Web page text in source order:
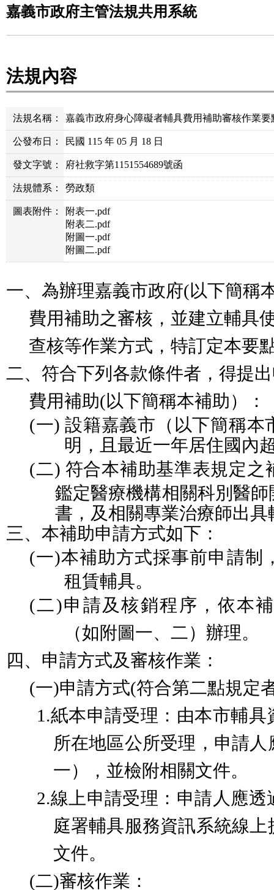
嘉義市政府主管法規共用系統
法規內容
法規名稱： 嘉義市政府身心障礙者輔具費用補助審核作業要
公發布日： 民國 115 年 05 月 18 日
發文字號： 府社救字第1151554689號函
法規體系： 勞政類
圖表附件：
附表一.pdf
附表二.pdf
附圖一.pdf
附圖二.pdf
一、 為辦理嘉義市政府(以下簡稱
費用補助之審核，並建立輔具
查核等作業方式 ，特訂定本要
二、 符合下列各款條件者，得提
費用補助(以下簡稱本補助）
：
(一) 設籍嘉義市 （以下簡稱本
明，且最近一年居住國內
(二) 符合本補助基準表規定之
鑑定醫療機構相關科別醫
書，及相關專業治療師出
三、 本補助申請方式如下：
(一)本補助方式採事前申請制
租賃輔具。
(二)申請及核銷程序，依本
（如附圖一、二）辦理。
四、 申請方式及審核作業：
(一)申請方式(符合第二點規定
1.紙本申請受理：由本市輔
所在地區公所受理，申請
一），並檢附相關文件。
2.線上申請受理： 申請人應透
庭署輔具服務資訊系統線
文件。
(二)審核作業：